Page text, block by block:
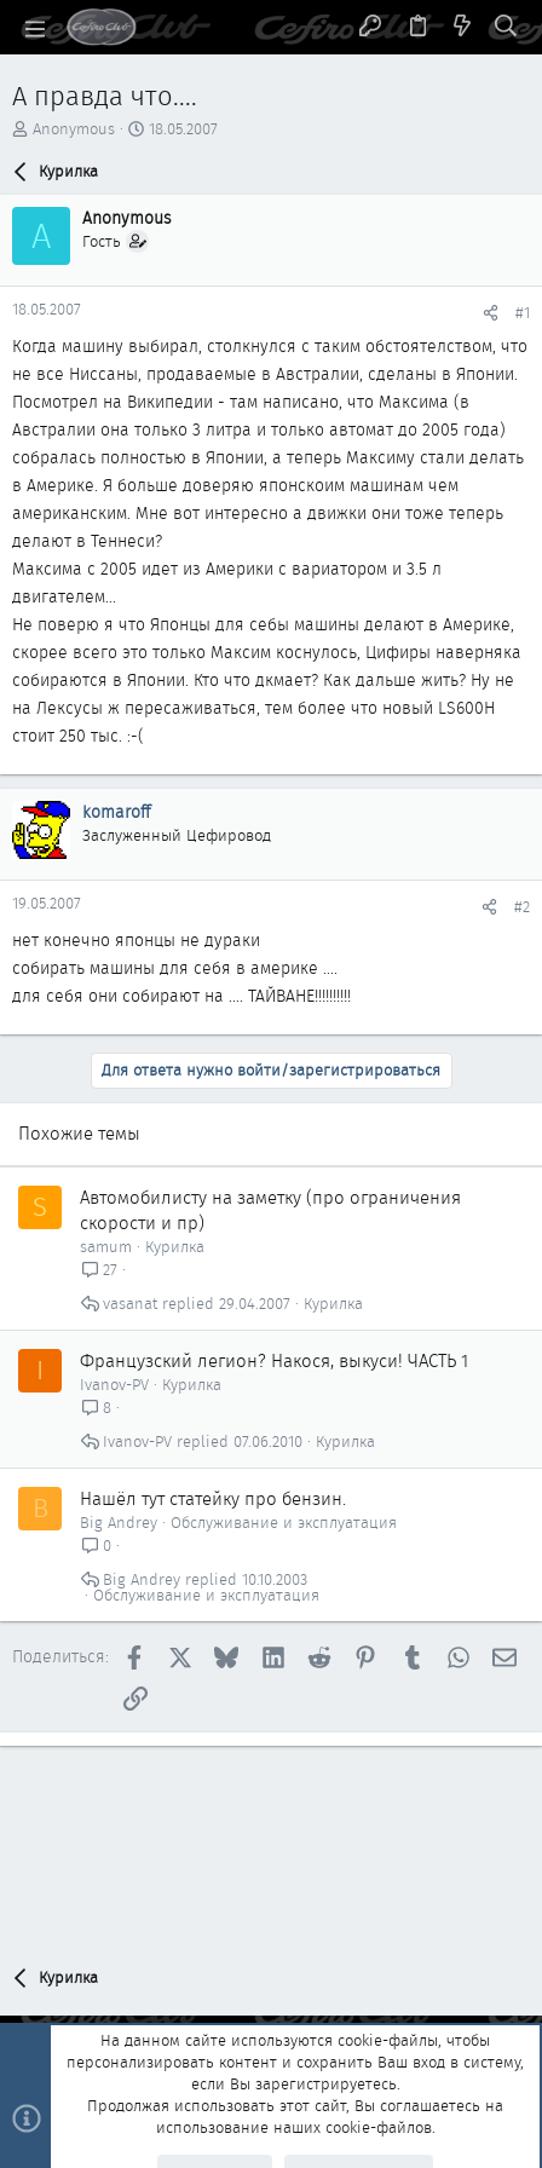
А правда что....
А
р
т
м
ы
Anonymous
Д
н
а
18.05.2007
Курилка
A Anonymous
Гость
18.05.2007 #1
Когда машину выбирал, столкнулся с таким обстоятелством, что
не все Ниссаны, продаваемые в Австралии, сделаны в Японии.
Посмотрел на Википедии - там написано, что Максима (в
Австралии она только 3 литра и только автомат до 2005 года)
собралась полностью в Японии, а теперь Максиму стали делать
в Америке. Я больше доверяю японскоим машинам чем
американским. Мне вот интересно а движки они тоже теперь
делают в Теннеси?
Максима с 2005 идет из Америки с вариатором и 3.5 л
двигателем...
Не поверю я что Японцы для себы машины делают в Америке,
скорее всего это только Максим коснулось, Цифиры наверняка
собираются в Японии. Кто что дкмает? Как дальше жить? Ну не
на Лексусы ж пересаживаться, тем более что новый LS600H
стоит 250 тыс. :-(
komaroff
Заслуженный Цефировод
19.05.2007 #2
нет конечно японцы не дураки
собирать машины для себя в америке ....
для себя они собирают на .... ТАЙВАНЕ!!!!!!!!!!
Для ответа нужно войти/зарегистрироваться
Похожие темы
S
Автомобилисту на заметку (про ограничения
скорости и пр)
samum
Курилка
27
Курилка
29.04.2007
vasanat
I Французский легион? Накося, выкуси! ЧАСТЬ 1
Ivanov-PV
Курилка
8
Курилка
07.06.2010
Ivanov-PV
B Нашёл тут статейку про бензин.
Big Andrey
Обслуживание и эксплуатация
0
Обслуживание и эксплуатация
10.10.2003
Big Andrey
Поделиться: Facebook BlueskyLinkedInReddit PinterestTumblr
Ссылка
Курилка
Обратная связь
Условия и правила
Политика конфиденциальности
Помощь Главная
R
На данном сайте используются cookie-файлы, чтобы
персонализировать контент и сохранить Ваш вход в систему,
если Вы зарегистрируетесь.
Продолжая использовать этот сайт, Вы соглашаетесь на
использование наших cookie-файлов.